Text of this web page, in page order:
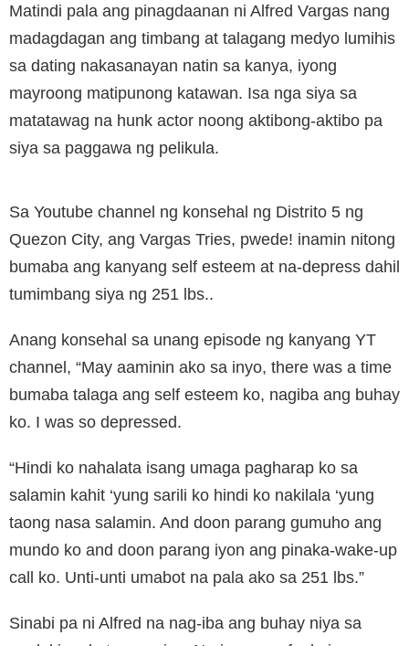
Matindi pala ang pinagdaanan ni Alfred Vargas nang
madagdagan ang timbang at talagang medyo lumihis
sa dating nakasanayan natin sa kanya, iyong
mayroong matipunong katawan. Isa nga siya sa
matatawag na hunk actor noong aktibong-aktibo pa
siya sa paggawa ng pelikula.
Sa Youtube channel ng konsehal ng Distrito 5 ng
Quezon City, ang Vargas Tries, pwede! inamin nitong
bumaba ang kanyang self esteem at na-depress dahil
tumimbang siya ng 251 lbs..
Anang konsehal sa unang episode ng kanyang YT
channel, “May aaminin ako sa inyo, there was a time
bumaba talaga ang self esteem ko, nagiba ang buhay
ko. I was so depressed.
“Hindi ko nahalata isang umaga pagharap ko sa
salamin kahit ‘yung sarili ko hindi ko nakilala ‘yung
taong nasa salamin. And doon parang gumuho ang
mundo ko and doon parang iyon ang pinaka-wake-up
call ko. Unti-unti umabot na pala ako sa 251 lbs.”
Sinabi pa ni Alfred na nag-iba ang buhay niya sa